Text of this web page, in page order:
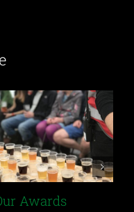
Awards